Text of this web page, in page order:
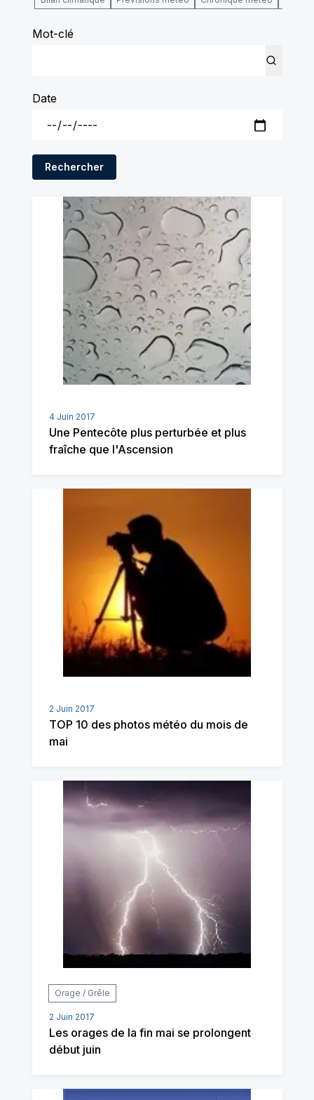
Mot-clé
Date
Rechercher
4 Juin 2017
Une Pentecôte plus perturbée et plus
fraîche que l'Ascension
2 Juin 2017
TOP 10 des photos météo du mois de
mai
Orage / Grêle
2 Juin 2017
Les orages de la fin mai se prolongent
début juin